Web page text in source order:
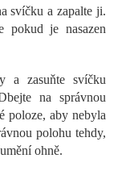
svíčku a zapalte ji.
pokud je nasazen
a zasuňte svíčku
na správnou
poloze, aby nebyla
polohu tehdy,
ohně.